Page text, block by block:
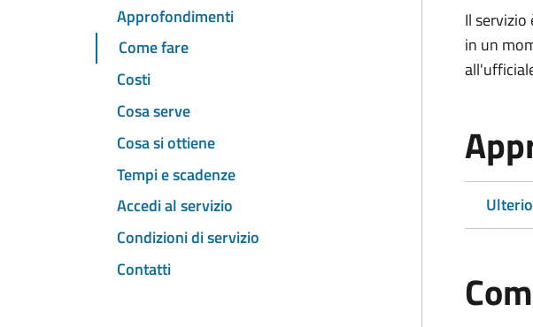
Approfondimenti
Come fare
Costi
Cosa serve
Cosa si ottiene
Tempi e scadenze
Accedi al servizio
Condizioni di servizio
Contatti
Il
in un